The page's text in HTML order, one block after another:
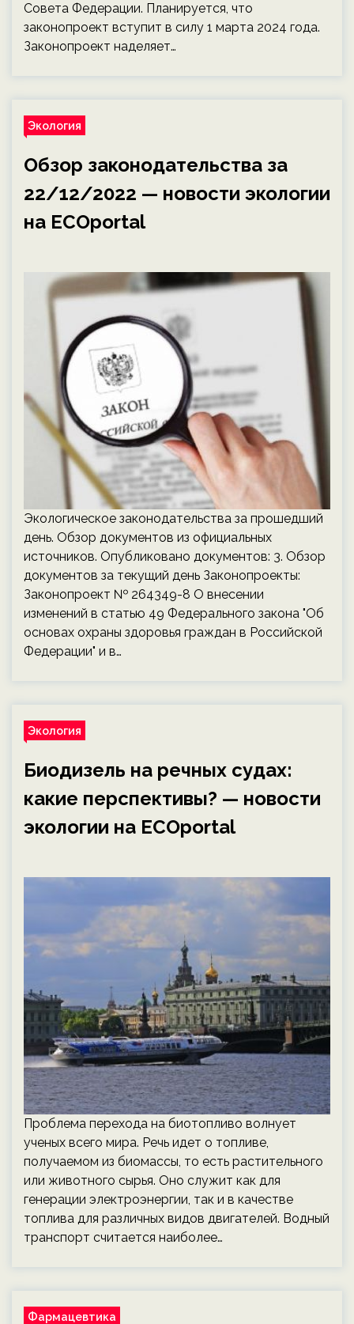
Совета Федерации. Планируется, что
законопроект вступит в силу 1 марта 2024 года.
Законопроект наделяет…
Экология
Обзор законодательства за
22/12/2022 — новости экологии
на ECOportal
Экологическое законодательства за прошедший
день. Обзор документов из официальных
источников. Опубликовано документов: 3. Обзор
документов за текущий день Законопроекты:
Законопроект № 264349-8 О внесении
изменений в статью 49 Федерального закона "Об
основах охраны здоровья граждан в Российской
Федерации" и в…
Экология
Биодизель на речных судах:
какие перспективы? — новости
экологии на ECOportal
Проблема перехода на биотопливо волнует
ученых всего мира. Речь идет о топливе,
получаемом из биомассы, то есть растительного
или животного сырья. Оно служит как для
генерации электроэнергии, так и в качестве
топлива для различных видов двигателей. Водный
транспорт считается наиболее…
Фармацевтика